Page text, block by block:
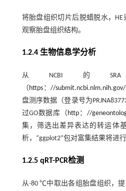
将胎盘组织切片后脱蜡脱水，
观察胎盘组织结构。
1.2.4 生物信息学分析
从NCBI的
（https：//
盘测序数据（登录号为
过GO数据库（http：//
集，筛选出差异表达的转运体
析，“ggplot2”包对富集结果将进
1.2.5 qRT-PCR检测
从-80 ℃中取出各组胎盘组织，